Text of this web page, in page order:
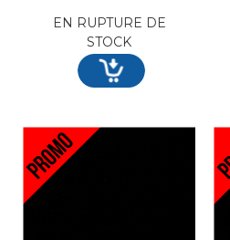
EN RUPTURE DE
STOCK